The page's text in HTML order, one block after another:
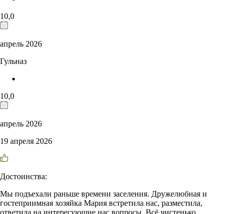
10,0
апрель 2026
Гульназ
10,0
апрель 2026
19 апреля 2026
Достоинства:
Мы подъехали раньше времени заселения. Дружелюбная и
гостеприимная хозяйка Мария встретила нас, разместила,
ответила на интересующие нас вопросы. Всё чистенько,